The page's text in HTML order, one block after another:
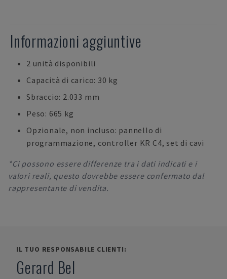
Informazioni aggiuntive
2 unità disponibili
Capacità di carico: 30 kg
Sbraccio: 2.033 mm
Peso: 665 kg
Opzionale, non incluso: pannello di
programmazione, controller KR C4, set di cavi
*Ci possono essere differenze tra i dati indicati e i
valori reali, questo dovrebbe essere confermato dal
rappresentante di vendita.
IL TUO RESPONSABILE CLIENTI:
Gerard Bel